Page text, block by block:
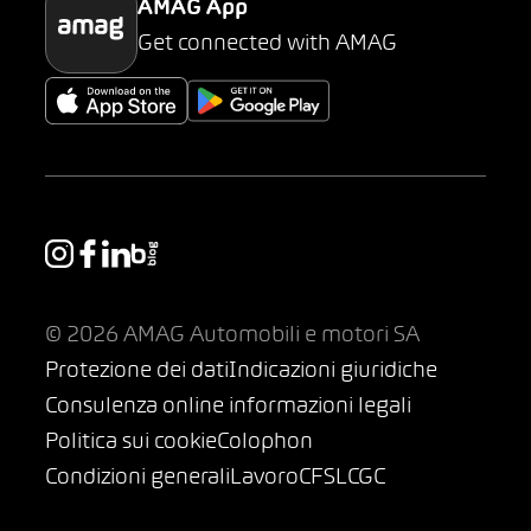
AMAG App
Get connected with AMAG
© 2026 AMAG Automobili e motori SA
Protezione dei datiIndicazioni giuridiche
Consulenza online informazioni legali
Politica sui cookieColophon
Condizioni generaliLavoroCFSLCGC